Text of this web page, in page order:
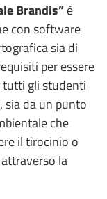
Brandis”è
con software
sia di
per essere
tutti gli studenti
da un punto
che
il tirocinio o
la